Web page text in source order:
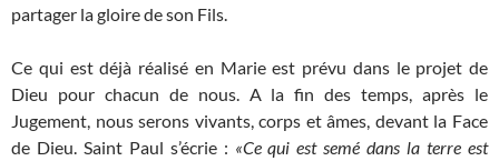
partager la gloire de son Fils.
Ce qui est déjà réalisé en Marie est prévu dans le projet de
Dieu pour chacun de nous. A la fin des temps, après le
Jugement, nous serons vivants, corps et âmes, devant la Face
de Dieu. Saint Paul s’écrie : «Ce qui est semé dans la terre est